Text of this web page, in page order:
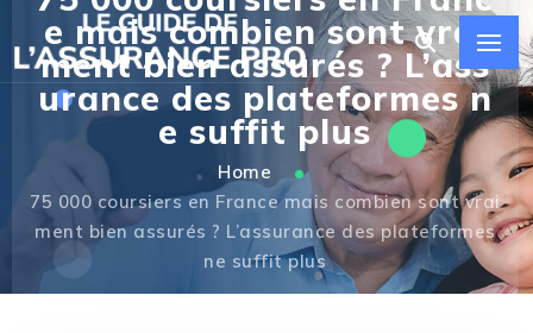
e mais combien sont vrai
ment bien assurés ? L’ass
urance des plateformes n
e suffit plus
Home
75 000 coursiers en France mais combien sont vrai
ment bien assurés ? L’assurance des plateformes
ne suffit plus